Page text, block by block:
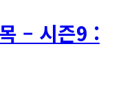
– 시즌9 :